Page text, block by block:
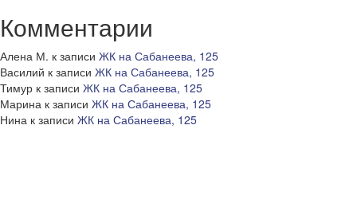
Комментарии
Алена М. к записи ЖК на Сабанеева, 125
Василий к записи ЖК на Сабанеева, 125
Тимур к записи ЖК на Сабанеева, 125
Марина к записи ЖК на Сабанеева, 125
Нина к записи ЖК на Сабанеева, 125